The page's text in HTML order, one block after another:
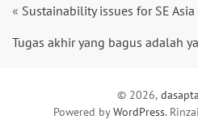
« Sustainability issues for SE
Tugas akhir yang bagus adalah
© 2026,
Powered byWordPress.